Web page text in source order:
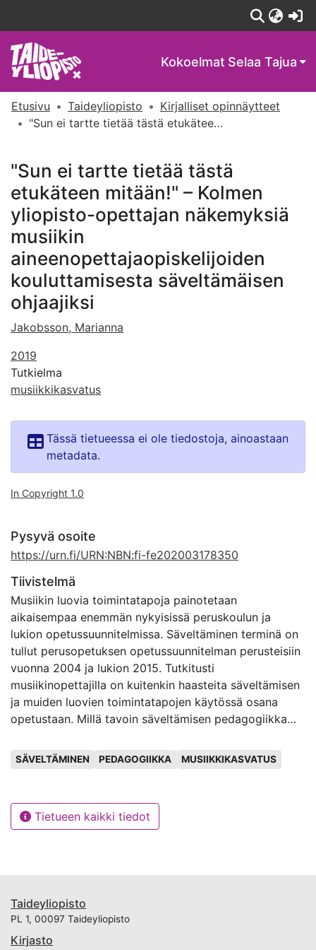
Kokoelmat Selaa Tajua
Etusivu Taideyliopisto
Kirjalliset opinnäytteet
"Sun ei tartte tietää tästä etukäteen mitään!" – Kolmen yliopisto-opettajan näkemyksiä musiikin aineenopettajaopiskelijoiden kouluttamisesta säveltämäisen ohjaajiksi
"Sun ei tartte tietää tästä
etukäteen mitään!" – Kolmen
yliopisto-opettajan näkemyksiä
musiikin
aineenopettajaopiskelijoiden
kouluttamisesta säveltämäisen
ohjaajiksi
Jakobsson, Marianna
2019
Tutkielma
musiikkikasvatus
Tässä tietueessa ei ole tiedostoja, ainoastaan
metadata.
In Copyright 1.0
Pysyvä osoite
https://urn.fi/URN:NBN:fi-fe202003178350
Tiivistelmä
Musiikin luovia toimintatapoja painotetaan
aikaisempaa enemmän nykyisissä peruskoulun ja
lukion opetussuunnitelmissa. Säveltäminen terminä on
tullut perusopetuksen opetussuunnitelman perusteisiin
vuonna 2004 ja lukion 2015. Tutkitusti
musiikinopettajilla on kuitenkin haasteita säveltämisen
ja muiden luovien toimintatapojen käytössä osana
opetustaan. Millä tavoin säveltämisen pedagogiikka
korkeakouluissa?
opettajan teemahaastattelulla. Tutkimuskysymyksiin
pyrin vastaamaan haastattelujen perusteella:
määrittelen säveltämistä yleisesti sekä
musiikkikasvatuksen kontekstissa. Tarkastelen myös
nykyisen säveltämismyönteisyyden taustalla
Avainsanat
SÄVELTÄMINEN PEDAGOGIIKKA MUSIIKKIKASVATUS
Tietueen kaikki tiedot
Taideyliopisto
PL 1, 00097 Taideyliopisto
Kirjasto